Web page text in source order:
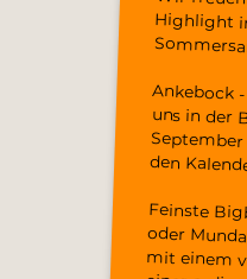
Ankebock
uns in der
den
Feinste
oder
mit einem
einer
feurigen